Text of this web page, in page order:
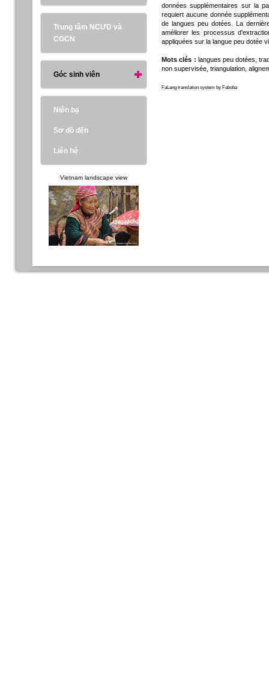
données supplémentaires sur la
requiert aucune donnée
de langues peu dotées. La
améliorer les processus
appliquées sur la langue peu dotée
Mots clés : langues peu dotées,
non supervisée, triangulation,
FaLang translation system by Faboba
Trung tâm NCƯD và
CGCN
Góc sinh viên
Niên bạ
Sơ đồ đến
Liên hệ
Vietnam landscape view